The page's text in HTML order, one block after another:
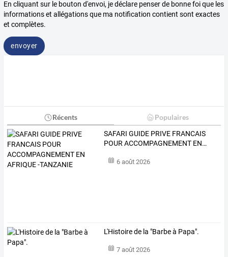
En cliquant sur le bouton d'envoi, je déclare penser de bonne foi que les
informations et allégations que ma notification contient sont exactes
et complètes.
envoyer
Récents Populaires
SAFARI GUIDE PRIVE FRANCAIS
POUR ACCOMPAGNEMENT EN…
6 août 2026
L'Histoire de la "Barbe à Papa".
7 août 2026